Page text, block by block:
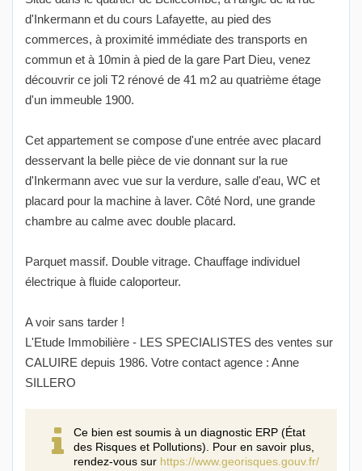
d'Inkermann et du cours Lafayette, au pied des
commerces, à proximité immédiate des transports en
commun et à 10min à pied de la gare Part Dieu, venez
découvrir ce joli T2 rénové de 41 m2 au quatrième étage
d'un immeuble 1900.
Cet appartement se compose d'une entrée avec placard
desservant la belle pièce de vie donnant sur la rue
d'Inkermann avec vue sur la verdure, salle d'eau, WC et
placard pour la machine à laver. Côté Nord, une grande
chambre au calme avec double placard.
Parquet massif. Double vitrage. Chauffage individuel
électrique à fluide caloporteur.
A voir sans tarder !
L'Etude Immobilière - LES SPECIALISTES des ventes sur
CALUIRE depuis 1986. Votre contact agence : Anne
SILLERO
Ce bien est soumis à un diagnostic ERP (État
des Risques et Pollutions). Pour en savoir plus,
rendez-vous sur https://www.georisques.gouv.fr/